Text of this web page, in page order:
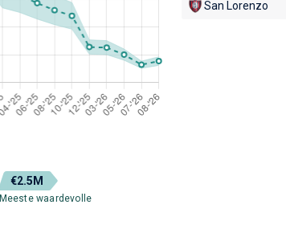
€2.5M
Meeste waardevolle
San Lorenzo